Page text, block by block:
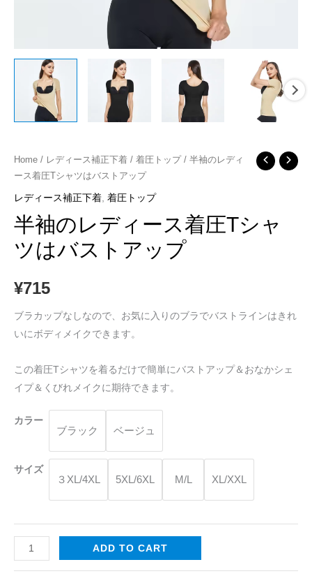
Home / レディース補正下着 / 着圧トップ/ 半袖のレディ
ース着圧Tシャツはバストアップ
レディース補正下着 着圧トップ
半袖のレディース着圧Tシャ
ツはバストアップ
¥715
ブラカップなしなので、お気に入りのブラでバストラインはきれ
いにボディメイクできます。
この着圧Tシャツを着るだけで簡単にバストアップ＆おなかシェ
イプ＆くびれメイクに期待できます。
カラー
ブラック ベージュ
サイズ
３XL/4XL 5XL/6XL M/L XL/XXL
半
袖
の
レ
ィ
ス
圧
T
ツ
は
ト
プ
ADD TO CART